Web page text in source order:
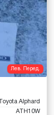
Лев. Перед.
Toyota Alphard
ATH10W